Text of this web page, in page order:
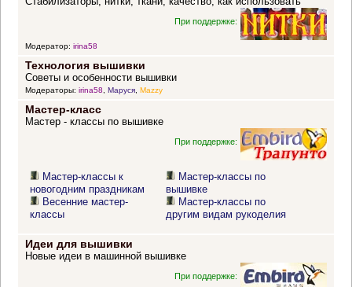
При поддержке:
Модератор: irina58
Технология вышивки
Советы и особенности вышивки
Модераторы: irina58, Маруся, Mazzy
Мастер-класс
Мастер - классы по вышивке
При поддержке:
Мастер-классы к
новогодним праздникам
Весенние мастер-
классы
Мастер-классы по
вышивке
Мастер-классы по
другим видам рукоделия
Идеи для вышивки
Новые идеи в машинной вышивке
При поддержке: